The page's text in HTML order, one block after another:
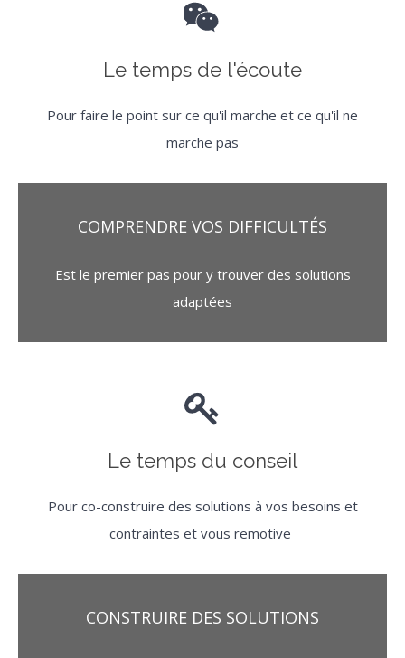
Le temps de l'écoute
Pour faire le point sur ce qu'il marche et ce qu'il ne
marche pas
COMPRENDRE VOS DIFFICULTÉS
Est le premier pas pour y trouver des solutions
adaptées
Le temps du conseil
Pour co-construire des solutions à vos besoins et
contraintes et vous remotive
CONSTRUIRE DES SOLUTIONS